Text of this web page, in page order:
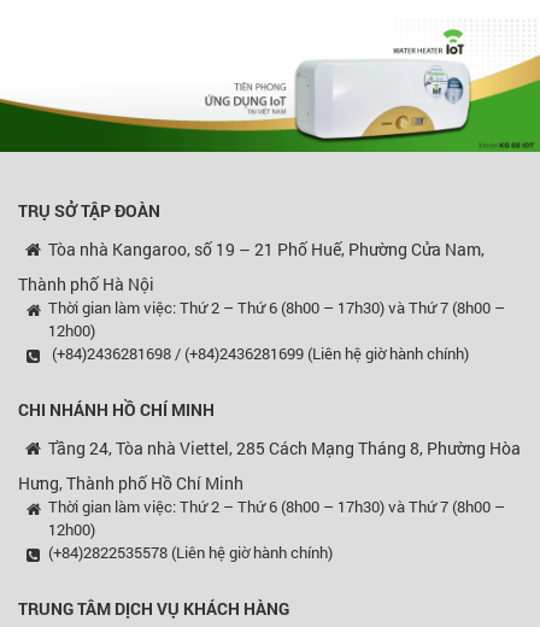
TRỤ SỞ TẬP ĐOÀN
Tòa nhà Kangaroo, số 19 – 21 Phố Huế, Phường Cửa Nam,
Thành phố Hà Nội
Thời gian làm việc: Thứ 2 – Thứ 6 (8h00 – 17h30) và Thứ 7 (8h00 –
12h00)
(+84)2436281698 / (+84)2436281699 (Liên hệ giờ hành chính)
CHI NHÁNH HỒ CHÍ MINH
Tầng 24, Tòa nhà Viettel, 285 Cách Mạng Tháng 8, Phường Hòa
Hưng, Thành phố Hồ Chí Minh
Thời gian làm việc: Thứ 2 – Thứ 6 (8h00 – 17h30) và Thứ 7 (8h00 –
12h00)
(+84)2822535578 (Liên hệ giờ hành chính)
TRUNG TÂM DỊCH VỤ KHÁCH HÀNG